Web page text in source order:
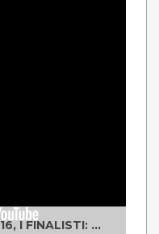
UNO TWO DREI 2015/2016, I FINALISTI: CLASSE IV ALS ISTITUTO "DEGASPERI" BORGO VALSUGANA